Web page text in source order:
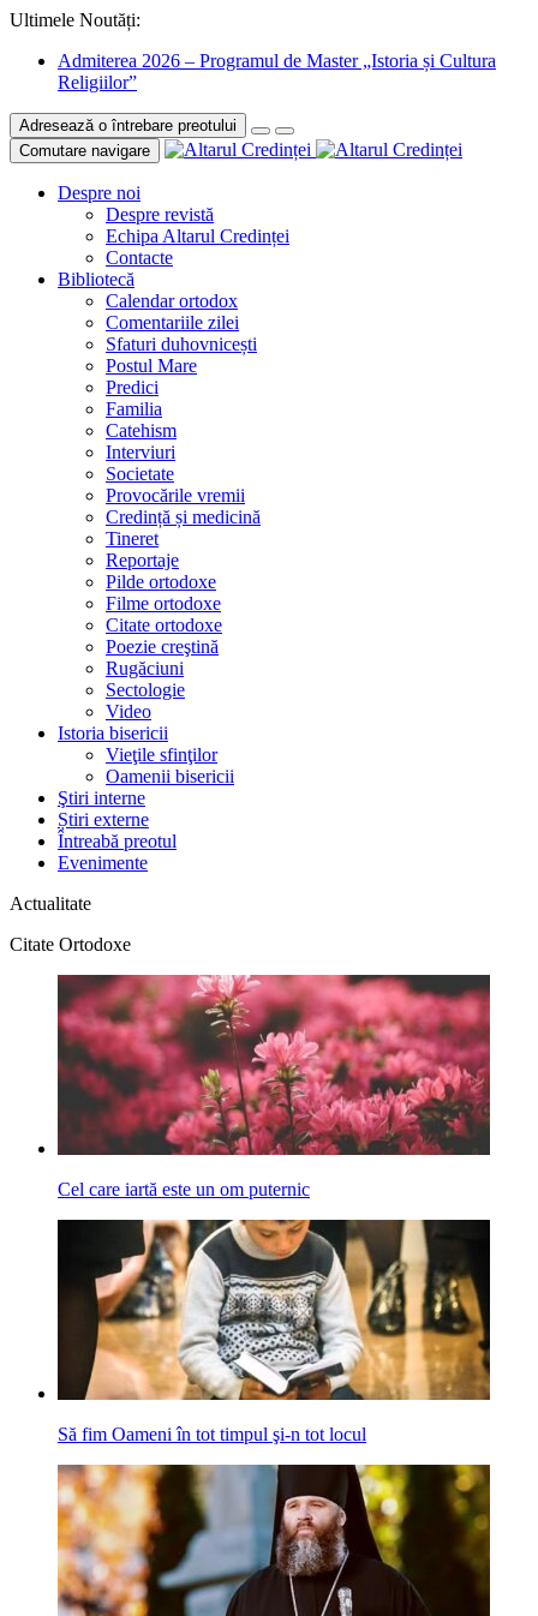
Ultimele Noutăți:
Admiterea 2026 – Programul de Master „Istoria și Cultura
Religiilor”
Adresează o întrebare preotului
Comutare navigare
Despre noi
Despre revistă
Echipa Altarul Credinței
Contacte
Bibliotecă
Calendar ortodox
Comentariile zilei
Sfaturi duhovnicești
Postul Mare
Predici
Familia
Catehism
Interviuri
Societate
Provocările vremii
Credință și medicină
Tineret
Reportaje
Pilde ortodoxe
Filme ortodoxe
Citate ortodoxe
Poezie creştină
Rugăciuni
Sectologie
Video
Istoria bisericii
Vieţile sfinţilor
Oamenii bisericii
Ştiri interne
Știri externe
Întreabă preotul
Evenimente
Actualitate
Citate Ortodoxe
Cel care iartă este un om puternic
Să fim Oameni în tot timpul şi-n tot locul